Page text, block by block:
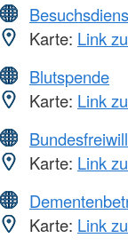
Karte: Link
Blutspende
Karte: Link
Karte: Link
Karte: Link